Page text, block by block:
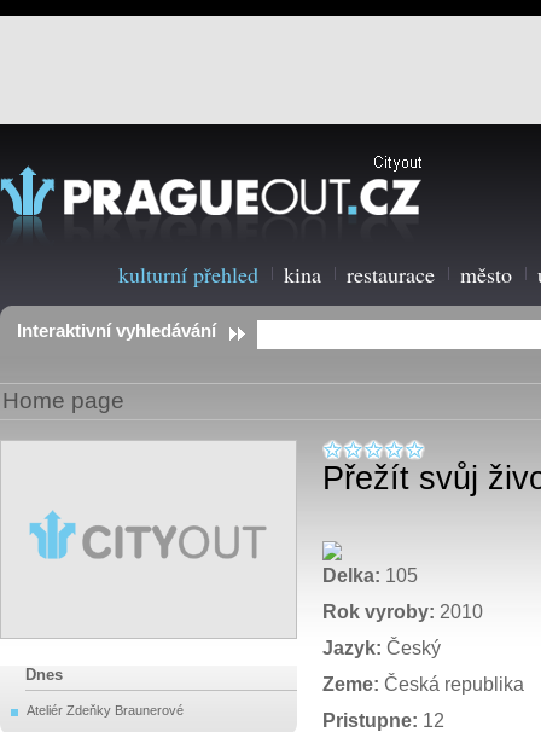
kulturní přehled kina restaurace město
Interaktivní vyhledávání
Home page
Přežít svůj
Delka: 105
Rok vyroby: 2010
Jazyk: Český
Zeme: Česká republika
Pristupne: 12
Dnes
Ateliér Zdeňky Braunerové